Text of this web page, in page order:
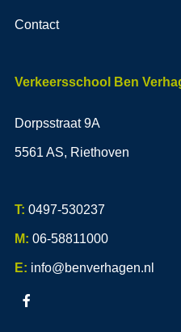
Contact
Verkeersschool Ben
Dorpsstraat 9A
5561 AS, Riethoven
T: 0497-530237
M: 06-58811000
E: info@benverhagen.nl